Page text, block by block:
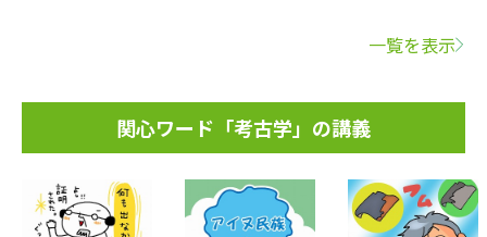
一覧を表示
関心ワード「考古学」の講義